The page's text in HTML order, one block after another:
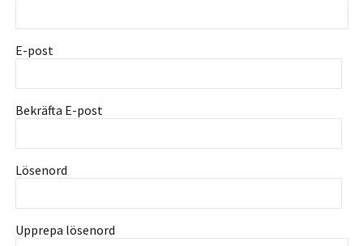
E-post
Bekräfta E-post
Lösenord
Upprepa lösenord